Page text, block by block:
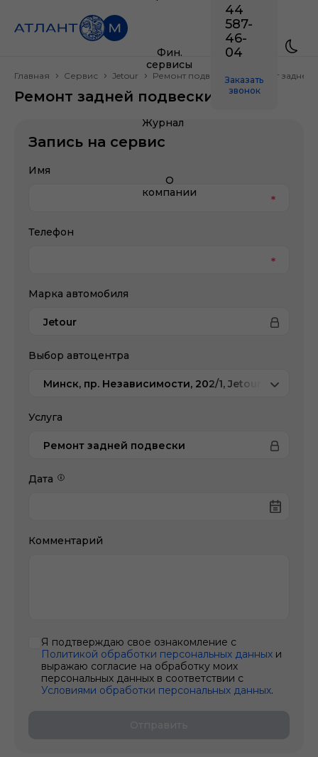
Фин.
сервисы
Журнал
О
компании
44
587-
46-
04
Заказать
звонок
Главная Сервис Jetour Ремонт подвески Ремонт задней
Ремонт задней подвески Jetour
Запись на сервис
Имя
Телефон
Марка автомобиля
Jetour
Выбор автоцентра
Минск, пр. Независимости, 202/1, Jetour Атлант-
Услуга
Ремонт задней подвески
Дата
Комментарий
Я подтверждаю свое ознакомление с
Политикой обработки персональных данных и
выражаю согласие на обработку моих
персональных данных в соответствии с
Условиями обработки персональных данных.